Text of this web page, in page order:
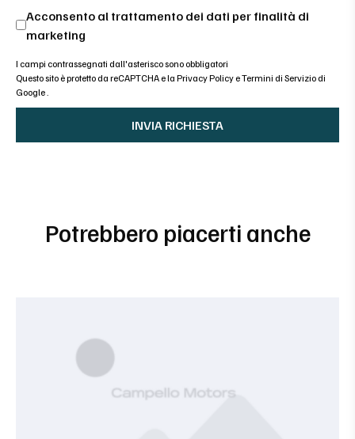
Acconsento al trattamento dei dati per finalità di
marketing
I campi contrassegnati dall'asterisco sono obbligatori
Questo sito è protetto da reCAPTCHA e la Privacy Policy eTermini di Servizio di
Google
Potrebbero piacerti anche